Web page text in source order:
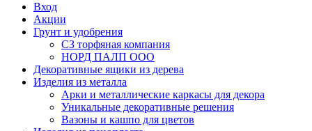
Вход
Акции
Грунт и удобрения
СЗ торфяная компания
НОРД ПАЛП ООО
Декоративные ящики из дерева
Изделия из металла
Арки и металлические каркасы для декора
Уникальные декоративные решения
Вазоны и кашпо для цветов